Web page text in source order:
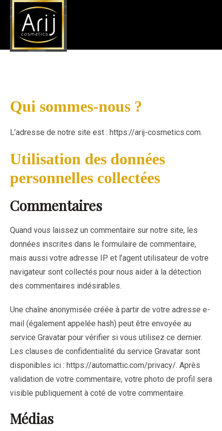
Politique de confidentialité
Accueil
Qui sommes-nous ?
L’adresse de notre site est : https://arij-cosmetics.com.
Utilisation des données
personnelles collectées
Commentaires
Quand vous laissez un commentaire sur notre site, les
données inscrites dans le formulaire de commentaire,
mais aussi votre adresse IP et l’agent utilisateur de votre
navigateur sont collectés pour nous aider à la détection
des commentaires indésirables.
Une chaîne anonymisée créée à partir de votre adresse e-
mail (également appelée hash) peut être envoyée au
service Gravatar pour vérifier si vous utilisez ce dernier.
Les clauses de confidentialité du service Gravatar sont
disponibles ici : https://automattic.com/privacy/. Après
validation de votre commentaire, votre photo de profil sera
visible publiquement à coté de votre commentaire.
Médias